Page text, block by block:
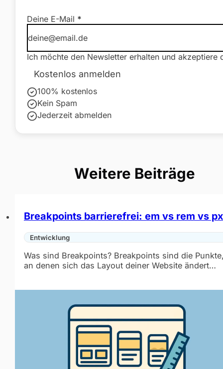
Newsletter Formular
Deine E-Mail *
Ich möchte den Newsletter erhalten und akzeptiere
Kostenlos anmelden
100% kostenlos
Kein Spam
Jederzeit abmelden
Weitere Beiträge
Breakpoints barrierefrei: em vs rem vs px
Entwicklung
Was sind Breakpoints? Breakpoints sind die
an denen sich das Layout deiner Website ändert…